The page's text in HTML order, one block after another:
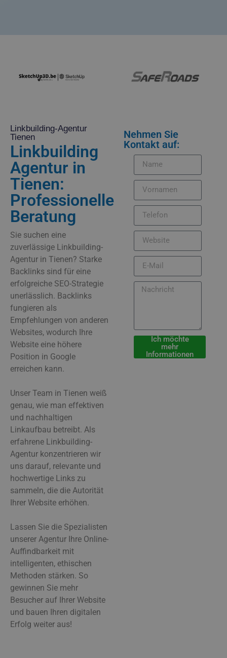
Linkbuilding-Agentur
Tienen
Linkbuilding
Agentur in
Tienen:
Professionelle
Beratung
Sie suchen eine
zuverlässige Linkbuilding-
Agentur in Tienen? Starke
Backlinks sind für eine
erfolgreiche SEO-Strategie
unerlässlich. Backlinks
fungieren als
Empfehlungen von anderen
Websites, wodurch Ihre
Website eine höhere
Position in Google
erreichen kann.
Unser Team in Tienen weiß
genau, wie man effektiven
und nachhaltigen
Linkaufbau betreibt. Als
erfahrene Linkbuilding-
Agentur konzentrieren wir
uns darauf, relevante und
hochwertige Links zu
sammeln, die die Autorität
Ihrer Website erhöhen.
Lassen Sie die Spezialisten
unserer Agentur Ihre Online-
Auffindbarkeit mit
intelligenten, ethischen
Methoden stärken. So
gewinnen Sie mehr
Besucher auf Ihrer Website
und bauen Ihren digitalen
Erfolg weiter aus!
Nehmen Sie
Kontakt auf:
Ich möchte
mehr
Informationen